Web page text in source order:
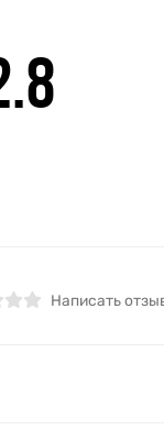
Написать